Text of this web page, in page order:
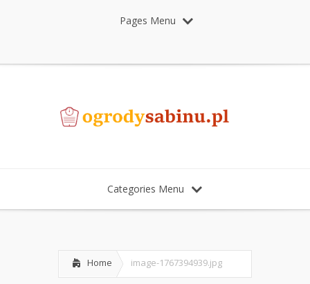
Pages Menu
Categories Menu
Home image-1767394939.jpg